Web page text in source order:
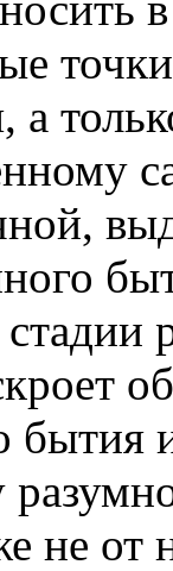
а
бытия
не от